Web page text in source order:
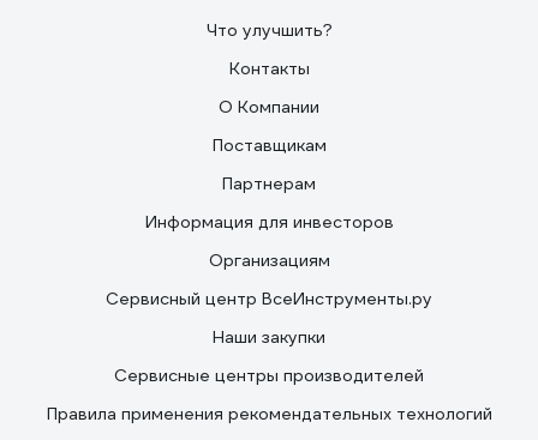
Что улучшить?
Контакты
О Компании
Поставщикам
Партнерам
Информация для инвесторов
Организациям
Сервисный центр ВсеИнструменты.ру
Наши закупки
Сервисные центры производителей
Правила применения рекомендательных технологий